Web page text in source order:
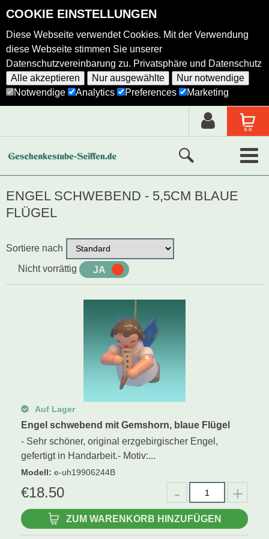
COOKIE EINSTELLUNGEN
Diese Webseite verwendet Cookies. Mit der Verwendung
diese Webseite stimmen Sie unserer
Datenschutzvereinbarung zu. Privatsphäre und Datenschutz
Alle akzeptieren
Nur ausgewählte
Nur notwendige
Notwendige
Analytics Preferences Marketing
Ausgewählte Produkte
Alle Produkte
Holzkunst nach Hersteller
ENGEL SCHWEBEND - 5,5CM BLAUE
FLÜGEL
Sortiere nach
Nicht vorrättig JA
Auf Lager
Engel schwebend mit Gemshorn, blaue Flügel
- Sehr schöner, original erzgebirgischer Engel,
gefertigt in Handarbeit.- Motiv:...
Modell: e-uh19906244B
€18.50
ZUM WARENKORB HINZUFÜGEN